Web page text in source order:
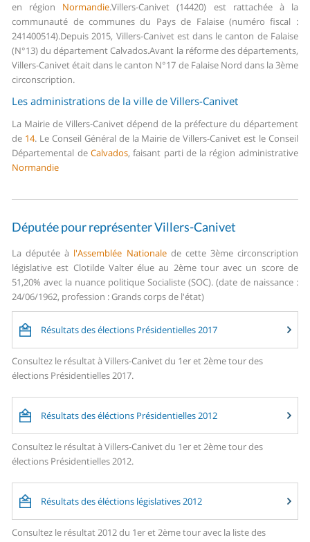
en région Normandie.Villers-Canivet (14420) est rattachée à la
communauté de communes du Pays de Falaise (numéro fiscal :
241400514).Depuis 2015, Villers-Canivet est dans le canton de Falaise
(N°13) du département Calvados.Avant la réforme des départements,
Villers-Canivet était dans le canton N°17 de Falaise Nord dans la 3ème
circonscription.
Les administrations de la ville de Villers-Canivet
La Mairie de Villers-Canivet dépend de la préfecture du département
de 14. Le Conseil Général de la Mairie de Villers-Canivet est le Conseil
Départemental de Calvados, faisant parti de la région administrative
Normandie
Députée pour représenter Villers-Canivet
La députée à l'Assemblée Nationalede cette 3ème circonscription
législative est Clotilde Valter élue au 2ème tour avec un score de
51,20% avec la nuance politique Socialiste (SOC). (date de naissance :
24/06/1962, profession : Grands corps de l'état)
Résultats des élections Présidentielles 2017
Consultez le résultat à Villers-Canivet du 1er et 2ème tour des
élections Présidentielles 2017.
Résultats des éléctions Présidentielles 2012
Consultez le résultat à Villers-Canivet du 1er et 2ème tour des
élections Présidentielles 2012.
Résultats des éléctions législatives 2012
Consultez le résultat 2012 du 1er et 2ème tour avec la liste des